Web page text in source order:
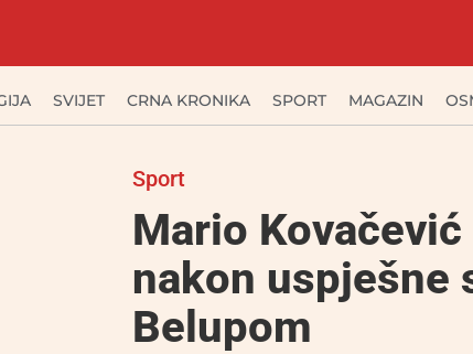
SVIJET CRNA KRONIKA SPORT MAGAZIN
Sport
Mario
nakon uspješne
Belupom